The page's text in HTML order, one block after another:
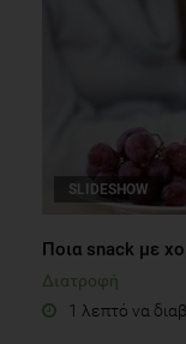
SLIDESHOW
Ποια snack με
Διατροφή
1 λεπτό να